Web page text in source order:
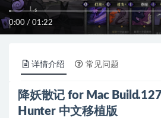
0:00 / 01:22
详情介绍 常见问题
降妖散记 for Mac
Hunter 中文移植版